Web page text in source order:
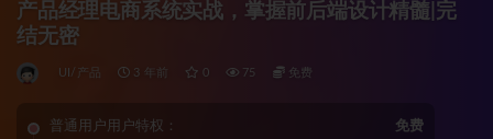
产品经理电商系统实战，掌握前后端设计精髓|完
结无密
UI/产品 3 年前 0 75 免费
普通用户用户特权： 免费